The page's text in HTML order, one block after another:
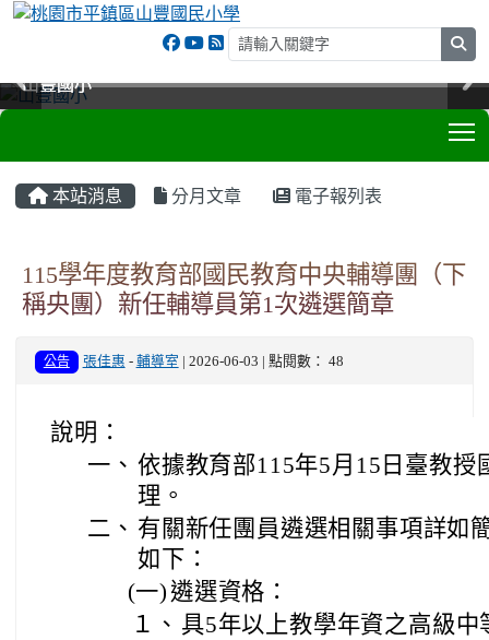
山豐國小
山豐國小
山豐國小
山豐國小
本站消息 分月文章 電子報列表
115學年度教育部國民教育中央輔導團（下
稱央團）新任輔導員第1次遴選簡章
公告 張佳惠 - 輔導室 | 2026-06-03 | 點閱數： 48
說明：
一、 依據教育部115年5月15日臺教授
理。
二、 有關新任團員遴選相關事項詳如
如下：
(一) 遴選資格：
１、 具5年以上教學年資之高級